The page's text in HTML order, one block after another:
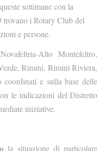
settimane con la
i Rotary Club del
e persone.
Alto Montefeltro,
Rimini, Rimini Riviera,
e sulla base delle
le indicazioni del Distretto
iniziative.
la situazione di particolare